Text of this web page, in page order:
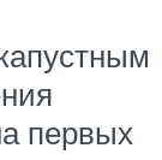
первых